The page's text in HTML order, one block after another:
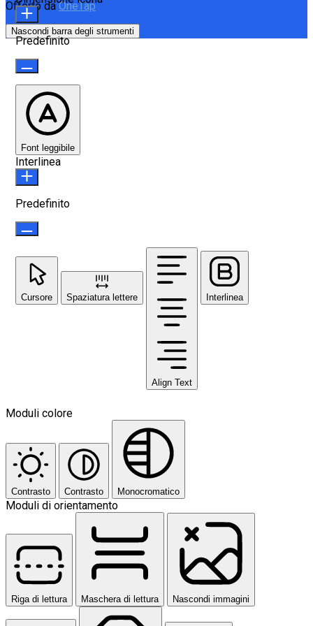
Offerto daOneTap
Nascondi barra degli strumenti
Predefinito
Font leggibile
Interlinea
Predefinito
Cursore Spaziatura lettere
Align Text
Interlinea
Moduli colore
Contrasto Contrasto Monocromatico
Moduli di orientamento
Riga di lettura Maschera di lettura Nascondi immagini